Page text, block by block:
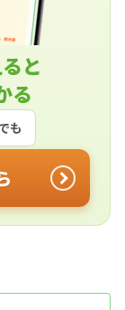
と
る
も